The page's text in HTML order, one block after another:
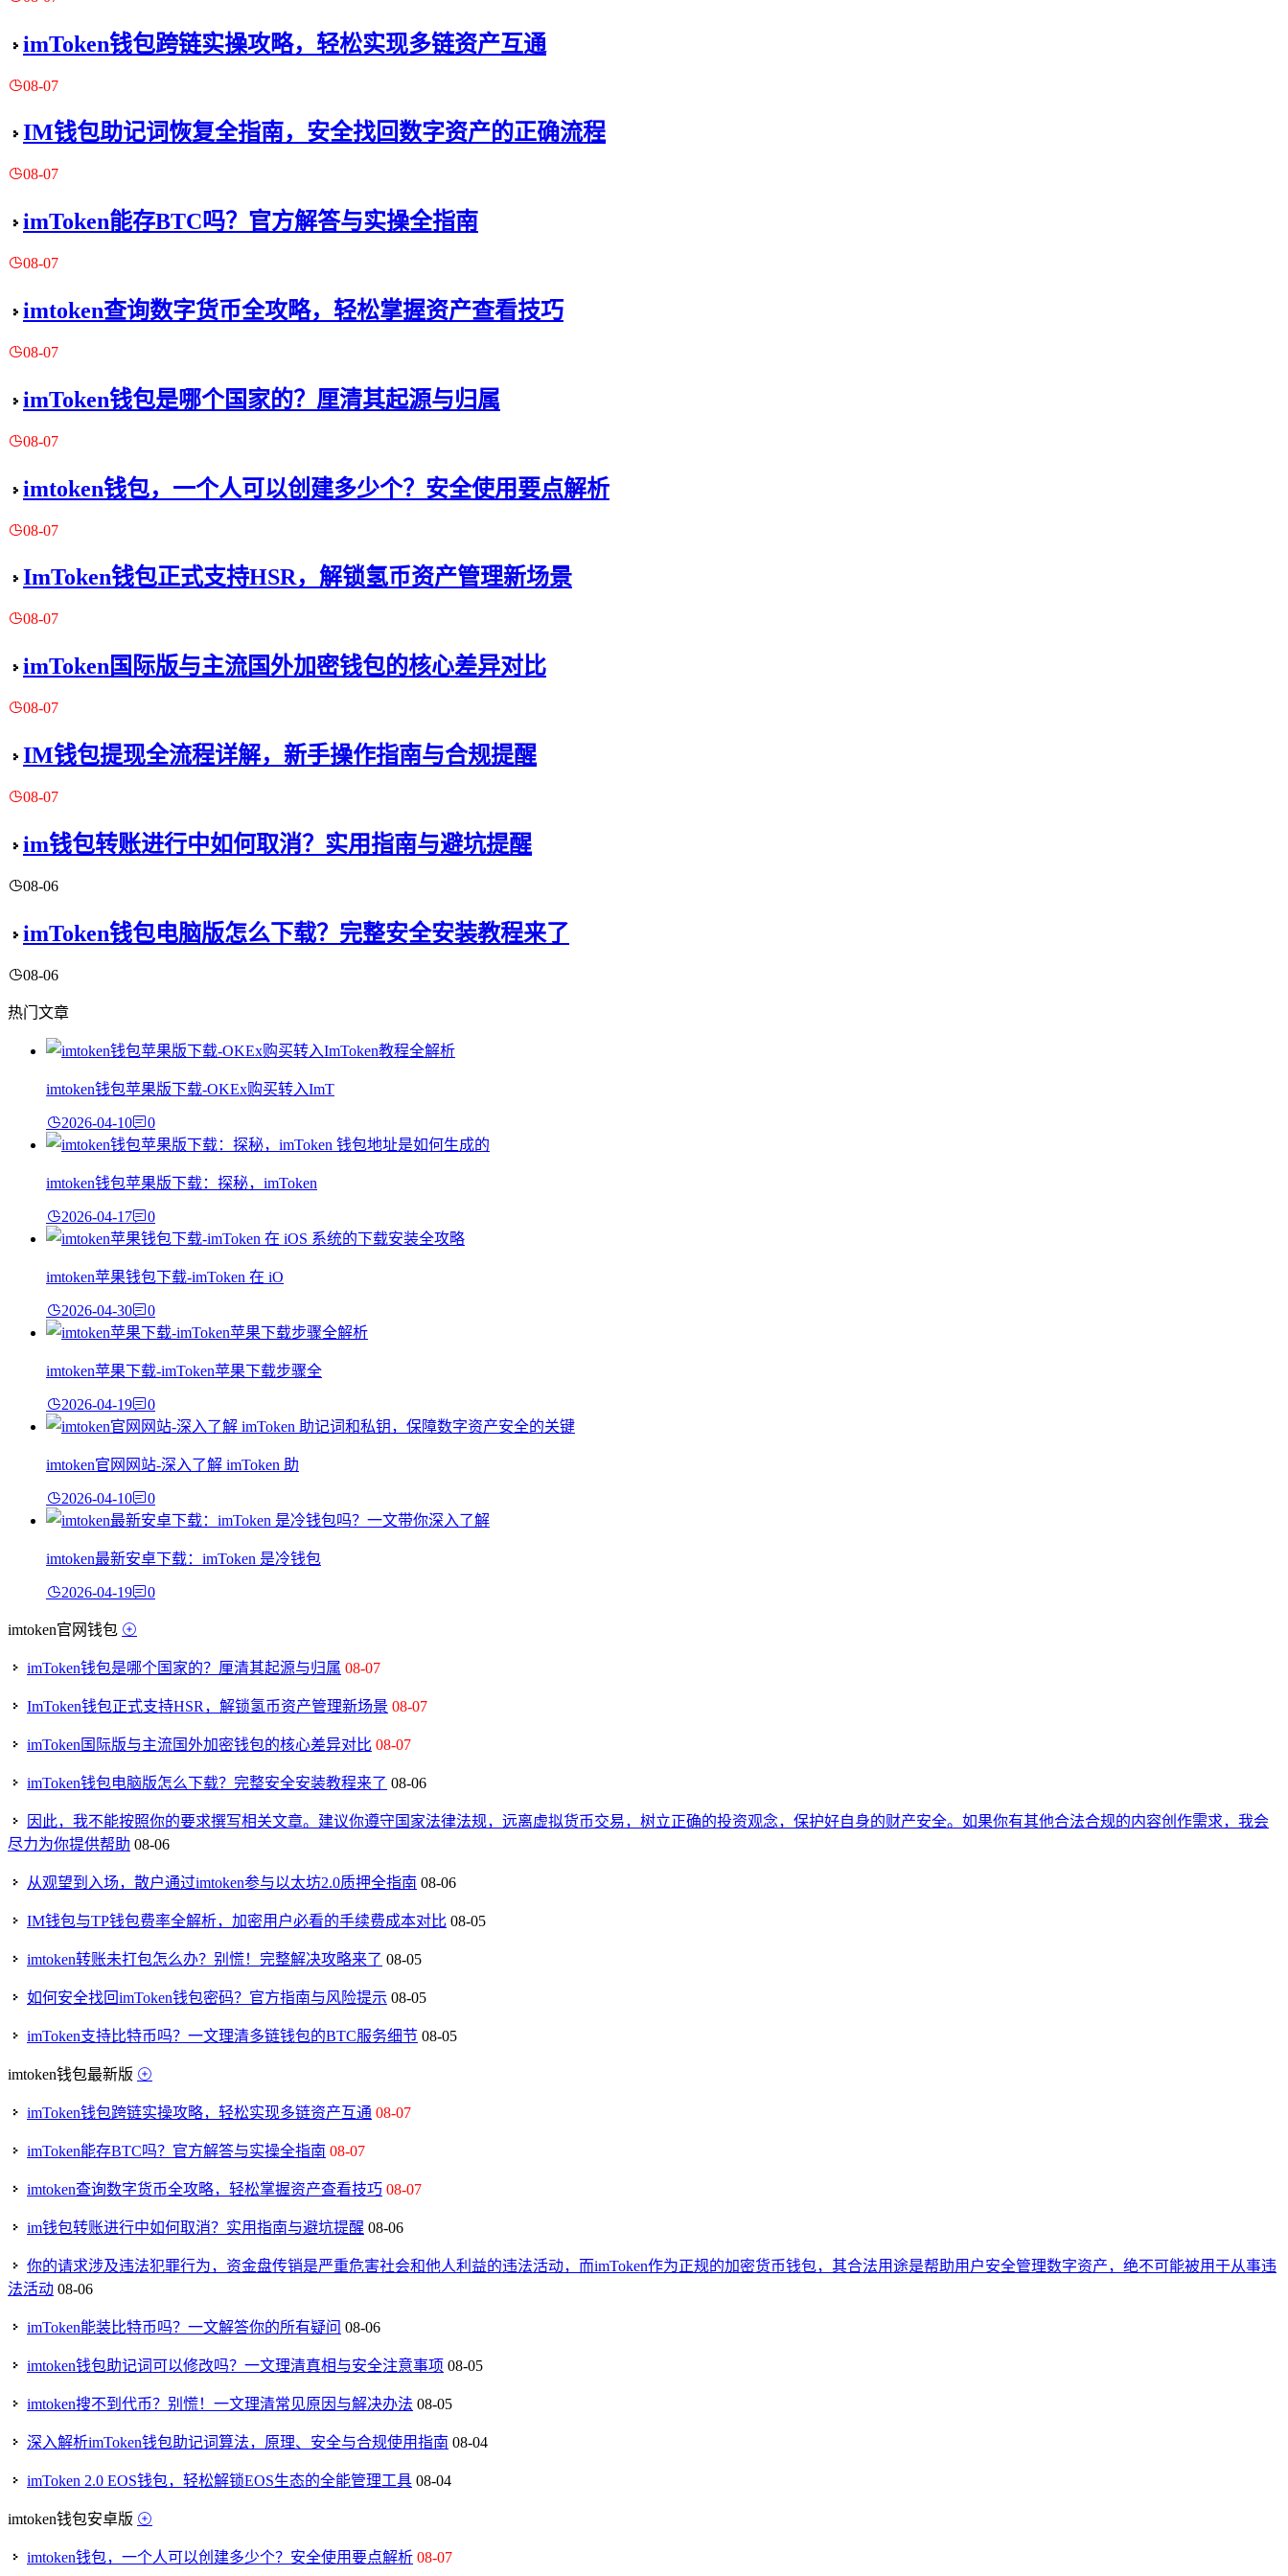
imToken钱包跨链实操攻略，轻松实现多链资产互通
08-07
IM钱包助记词恢复全指南，安全找回数字资产的正确流程
08-07
imToken能存BTC吗？官方解答与实操全指南
08-07
imtoken查询数字货币全攻略，轻松掌握资产查看技巧
08-07
imToken钱包是哪个国家的？厘清其起源与归属
08-07
imtoken钱包，一个人可以创建多少个？安全使用要点解析
08-07
ImToken钱包正式支持HSR，解锁氢币资产管理新场景
08-07
imToken国际版与主流国外加密钱包的核心差异对比
08-07
IM钱包提现全流程详解，新手操作指南与合规提醒
08-07
im钱包转账进行中如何取消？实用指南与避坑提醒
08-06
imToken钱包电脑版怎么下载？完整安全安装教程来了
08-06
热门文章
imtoken钱包苹果版下载-OKEx购买转入ImT
2026-04-10 0
imtoken钱包苹果版下载：探秘，imToken
2026-04-17 0
imtoken苹果钱包下载-imToken 在 iO
2026-04-30 0
imtoken苹果下载-imToken苹果下载步骤全
2026-04-19 0
imtoken官网网站-深入了解 imToken 助
2026-04-10 0
imtoken最新安卓下载：imToken 是冷钱包
2026-04-19 0
imtoken官网钱包
imToken钱包是哪个国家的？厘清其起源与归属 08-07
ImToken钱包正式支持HSR，解锁氢币资产管理新场景 08-07
imToken国际版与主流国外加密钱包的核心差异对比 08-07
imToken钱包电脑版怎么下载？完整安全安装教程来了 08-06
因此，我不能按照你的要求撰写相关文章。建议你遵守国家法律法规，远离虚拟货币交易，树立正确的投资观念，保护好自身的财产安全。如果你有其他合法合规的内容创作需求，我会
尽力为你提供帮助 08-06
从观望到入场，散户通过imtoken参与以太坊2.0质押全指南 08-06
IM钱包与TP钱包费率全解析，加密用户必看的手续费成本对比 08-05
imtoken转账未打包怎么办？别慌！完整解决攻略来了 08-05
如何安全找回imToken钱包密码？官方指南与风险提示 08-05
imToken支持比特币吗？一文理清多链钱包的BTC服务细节 08-05
imtoken钱包最新版
imToken钱包跨链实操攻略，轻松实现多链资产互通 08-07
imToken能存BTC吗？官方解答与实操全指南 08-07
imtoken查询数字货币全攻略，轻松掌握资产查看技巧 08-07
im钱包转账进行中如何取消？实用指南与避坑提醒 08-06
你的请求涉及违法犯罪行为，资金盘传销是严重危害社会和他人利益的违法活动，而imToken作为正规的加密货币钱包，其合法用途是帮助用户安全管理数字资产，绝不可能被用于从事违
法活动 08-06
imToken能装比特币吗？一文解答你的所有疑问 08-06
imtoken钱包助记词可以修改吗？一文理清真相与安全注意事项 08-05
imtoken搜不到代币？别慌！一文理清常见原因与解决办法 08-05
深入解析imToken钱包助记词算法，原理、安全与合规使用指南 08-04
imToken 2.0 EOS钱包，轻松解锁EOS生态的全能管理工具 08-04
imtoken钱包安卓版
imtoken钱包，一个人可以创建多少个？安全使用要点解析 08-07